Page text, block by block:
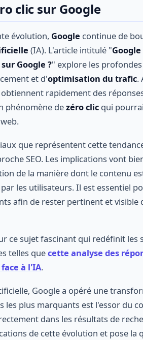
clic sur Google
évolution, Google continue de
(IA). L'article intitulé "
Google ?" explore les
et d'optimisation du trafic.
rapidement des
phénomène dezéro clic qui
que représentent cette
SEO. Les implications vont
de la manière dont le contenu
les utilisateurs. Il est essentiel
afin de rester pertinent et visible
ce sujet fascinant qui redéfinit les
telles quecette analyse des
à l'IA.
Google a opéré une
plus marquants est l'essor du
dans les résultats de
de cette évolution et pose la